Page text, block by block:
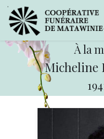
À la
Micheline